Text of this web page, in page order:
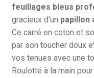
feuillages bleus
gracieux d’un papillon
Ce carré en coton et
par son toucher doux
vos tenues avec une
Roulotté à la main